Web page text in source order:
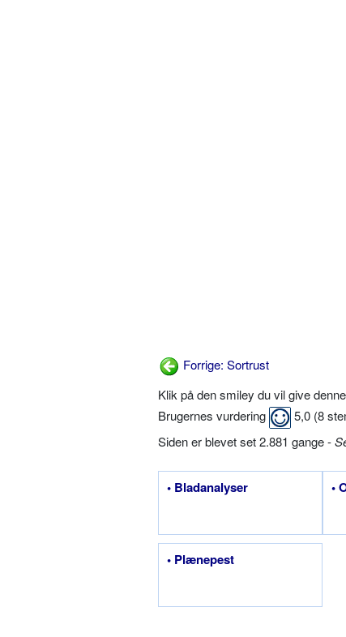
Forrige: Sortrust
Klik på den smiley du vil give
Brugernes vurdering
5,0 (8
Siden er blevet set 2.881 gange -
• Bladanalyser •
• Plænepest